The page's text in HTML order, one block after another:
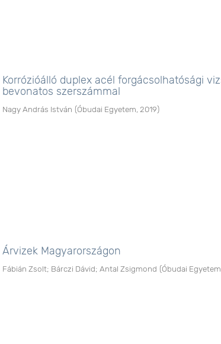
Korrózióálló duplex acél forgácsolhatósági
bevonatos szerszámmal
Nagy András István (Óbudai Egyetem 2019)
Árvizek Magyarországon
Fábián Zsolt; Bárczi Dávid;Antal Zsigmond (Óbudai Egyetem